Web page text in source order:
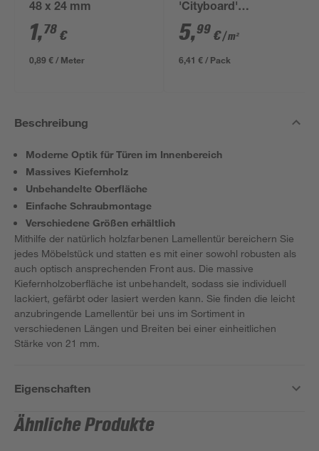
48 x 24 mm
1,78 €
0,89 € / Meter
'Cityboard'
ungeschliffen 1690 x
634 x 12 mm
5,99 €/ m²
6,41 € / Pack
Beschreibung
Moderne Optik für Türen im Innenbereich
Massives Kiefernholz
Unbehandelte Oberfläche
Einfache Schraubmontage
Verschiedene Größen erhältlich
Mithilfe der natürlich holzfarbenen Lamellentür bereichern Sie
jedes Möbelstück und statten es mit einer sowohl robusten als
auch optisch ansprechenden Front aus. Die massive
Kiefernholzoberfläche ist unbehandelt, sodass sie individuell
lackiert, gefärbt oder lasiert werden kann. Sie finden die leicht
anzubringende Lamellentür bei uns im Sortiment in
verschiedenen Längen und Breiten bei einer einheitlichen
Stärke von 21 mm.
Eigenschaften
Ähnliche Produkte